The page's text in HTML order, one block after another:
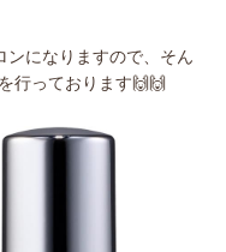
ンになりますので、そん
行っております🙌🙌